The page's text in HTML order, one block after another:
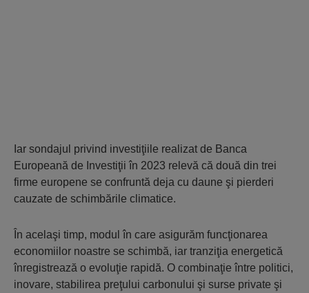
Iar sondajul privind investiţiile realizat de Banca
Europeană de Investiţii în 2023 relevă că două din trei
firme europene se confruntă deja cu daune şi pierderi
cauzate de schimbările climatice.
În acelaşi timp, modul în care asigurăm funcţionarea
economiilor noastre se schimbă, iar tranziţia energetică
înregistrează o evoluţie rapidă. O combinaţie între politici,
inovare, stabilirea preţului carbonului şi surse private şi